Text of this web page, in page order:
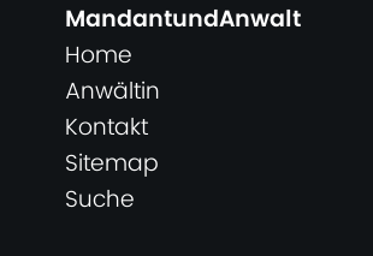
MandantundAnwalt
Home
Anwältin
Kontakt
Sitemap
Suche